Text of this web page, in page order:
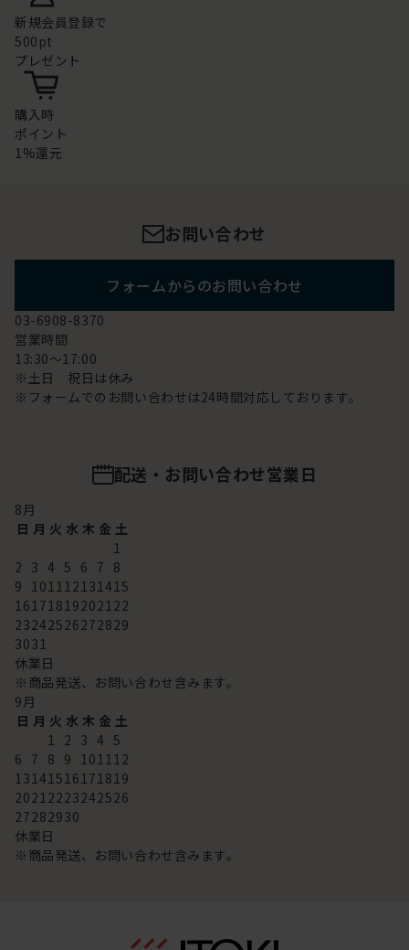
新規会員登録で
500pt
プレゼント
購入時
ポイント
1%還元
お問い合わせ
フォームからのお問い合わせ
03-6908-8370
営業時間
13:30～17:00
※土日 祝日は休み
※フォームでのお問い合わせは24時間対応しております。
配送・お問い合わせ営業日
8月
日 月 火 水 木 金 土
1
2 3 4 5 6 7 8
9 101112131415
16171819202122
23242526272829
3031
休業日
※商品発送、お問い合わせ含みます。
9月
日 月 火 水 木 金 土
1 2 3 4 5
6 7 8 9 101112
13141516171819
20212223242526
27282930
休業日
※商品発送、お問い合わせ含みます。